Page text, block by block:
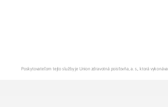
Poskytovateľom tejto služby je Union zdravotná poisťovňa, a. s., ktorá